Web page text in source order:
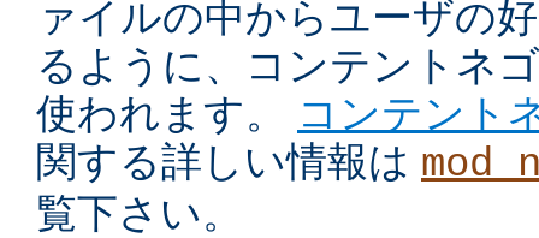
ァイルの中からユーザの
るように、コンテントネ
使われます。
コンテント
関する詳しい情報は
覧下さい。